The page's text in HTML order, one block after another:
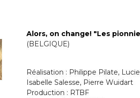
Alors, on change! "Les
(BELGIQUE)
Réalisation : Philippe Pilate,
Isabelle Salesse, Pierre Wuidart
Production : RTBF